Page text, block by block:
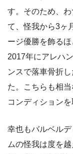
す。そのため、
て、怪我から3ヶ
ージ優勝を飾る
2017年にアレハ
ンスで落車骨折
た。こちらも相
コンディションを
幸也もバルベル
ムの怪我は度を